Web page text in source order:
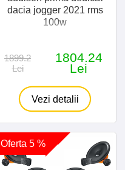
dacia jogger 2021 rms
100w
1899.2
Lei
1804.24
Lei
Vezi detalii
Oferta 5 %